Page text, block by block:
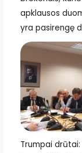
apklausos
yra pasirengę
Trumpai